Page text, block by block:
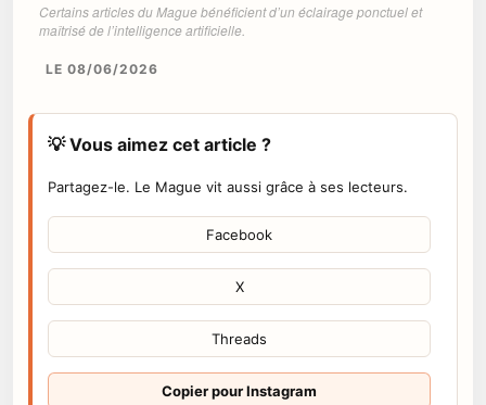
Certains articles du Mague bénéficient d’un éclairage ponctuel et
maîtrisé de l’intelligence artificielle.
LE 08/06/2026
💡 Vous aimez cet article ?
Partagez-le. Le Mague vit aussi grâce à ses lecteurs.
Facebook
X
Threads
Copier pour Instagram